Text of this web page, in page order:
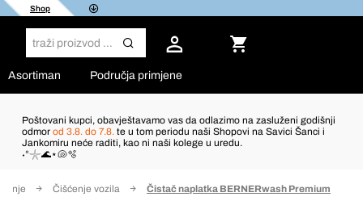
Shop
Asortiman Područja primjene
Poštovani kupci, obavještavamo vas da odlazimo na zasluženi godišnji
odmor od 3.8. do 7.8. te u tom periodu naši Shopovi na Savici Šanci i
Jankomiru neće raditi, kao ni naši kolege u uredu.
˖°𓇼🌊⋆🐚🫧
Čišćenje vozila Čistač naplatka BERNERwash Premium